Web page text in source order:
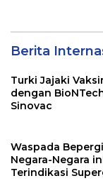
Berita
Turki Jajaki
dengan
Sinovac
Waspada
Negara-Negara
Terindikasi